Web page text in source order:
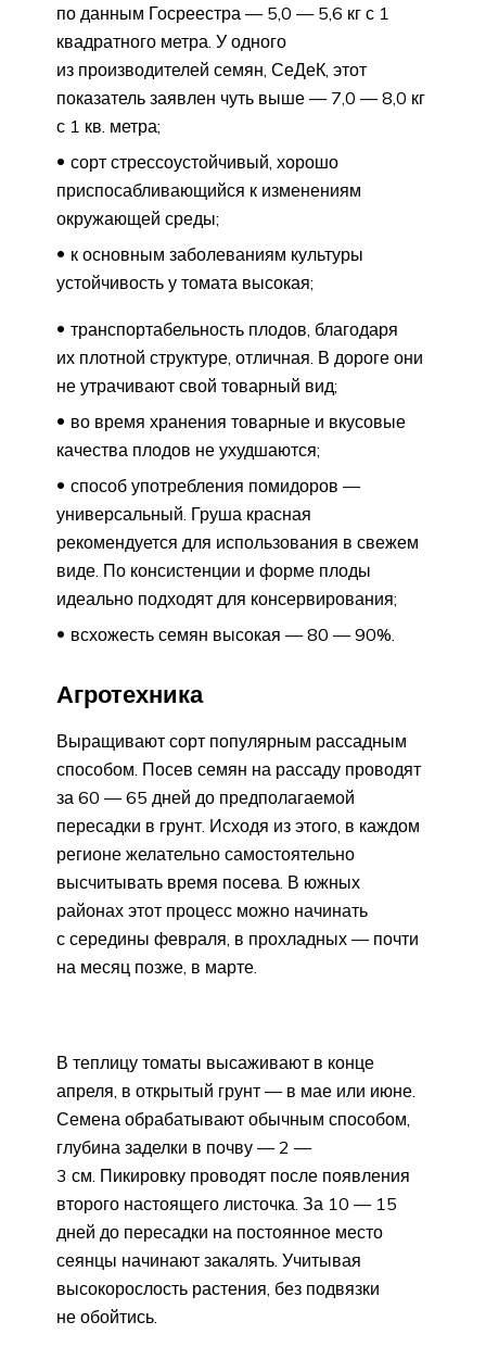
по данным Госреестра — 5,0 — 5,6 кг с 1
квадратного метра. У одного
из производителей семян, СеДеК, этот
показатель заявлен чуть выше — 7,0 — 8,0 кг
с 1 кв. метра;
сорт стрессоустойчивый, хорошо
приспосабливающийся к изменениям
окружающей среды;
к основным заболеваниям культуры
устойчивость у томата высокая;
транспортабельность плодов, благодаря
их плотной структуре, отличная. В дороге они
не утрачивают свой товарный вид;
во время хранения товарные и вкусовые
качества плодов не ухудшаются;
способ употребления помидоров —
универсальный. Груша красная
рекомендуется для использования в свежем
виде. По консистенции и форме плоды
идеально подходят для консервирования;
всхожесть семян высокая — 80 — 90%.
Агротехника
Выращивают сорт популярным рассадным
способом. Посев семян на рассаду проводят
за 60 — 65 дней до предполагаемой
пересадки в грунт. Исходя из этого, в каждом
регионе желательно самостоятельно
высчитывать время посева. В южных
районах этот процесс можно начинать
с середины февраля, в прохладных — почти
на месяц позже, в марте.
В теплицу томаты высаживают в конце
апреля, в открытый грунт — в мае или июне.
Семена обрабатывают обычным способом,
глубина заделки в почву — 2 —
3 см. Пикировку проводят после появления
второго настоящего листочка. За 10 — 15
дней до пересадки на постоянное место
сеянцы начинают закалять. Учитывая
высокорослость растения, без подвязки
не обойтись.